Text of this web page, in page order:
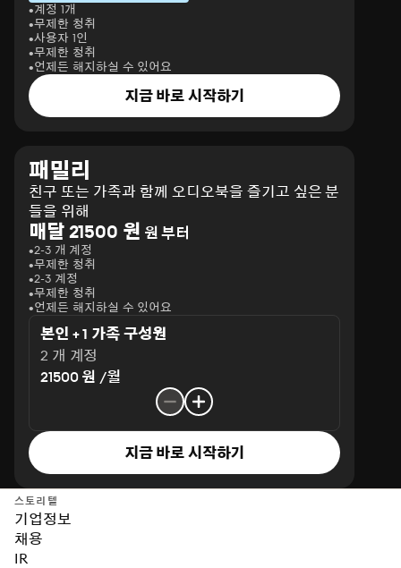
계정 1개
무제한 청취
사용자 1인
무제한 청취
언제든 해지하실 수 있어요
지금 바로 시작하기
패밀리
친구 또는 가족과 함께 오디오북을 즐기고 싶은 분
들을 위해
매달 21500 원 원 부터
2-3 개 계정
무제한 청취
2-3 계정
무제한 청취
언제든 해지하실 수 있어요
본인 + 1 가족 구성원
2 개 계정
21500 원 /월
지금 바로 시작하기
스토리텔
기업정보
채용
IR